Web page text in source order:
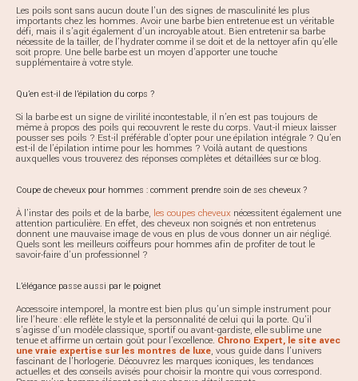
Les poils sont sans aucun doute l’un des signes de masculinité les plus
importants chez les hommes. Avoir une barbe bien entretenue est un véritable
défi, mais il s’agit également d’un incroyable atout. Bien entretenir sa barbe
nécessite de la tailler, de l’hydrater comme il se doit et de la nettoyer afin qu’elle
soit propre. Une belle barbe est un moyen d’apporter une touche
supplémentaire à votre style.
Qu’en est-il de l’épilation du corps ?
Si la barbe est un signe de virilité incontestable, il n’en est pas toujours de
même à propos des poils qui recouvrent le reste du corps. Vaut-il mieux laisser
pousser ses poils ? Est-il préférable d’opter pour une épilation intégrale ? Qu’en
est-il de l’épilation intime pour les hommes ? Voilà autant de questions
auxquelles vous trouverez des réponses complètes et détaillées sur ce blog.
Coupe de cheveux pour hommes : comment prendre soin de ses cheveux ?
À l’instar des poils et de la barbe, les coupes cheveux nécessitent également une
attention particulière. En effet, des cheveux non soignés et non entretenus
donnent une mauvaise image de vous en plus de vous donner un air négligé.
Quels sont les meilleurs coiffeurs pour hommes afin de profiter de tout le
savoir-faire d’un professionnel ?
L’élégance passe aussi par le poignet
Accessoire intemporel, la montre est bien plus qu’un simple instrument pour
lire l’heure : elle reflète le style et la personnalité de celui qui la porte. Qu’il
s’agisse d’un modèle classique, sportif ou avant-gardiste, elle sublime une
tenue et affirme un certain goût pour l’excellence. Chrono Expert, le site avec
une vraie expertise sur les montres de luxe, vous guide dans l’univers
fascinant de l’horlogerie. Découvrez les marques iconiques, les tendances
actuelles et des conseils avisés pour choisir la montre qui vous correspond.